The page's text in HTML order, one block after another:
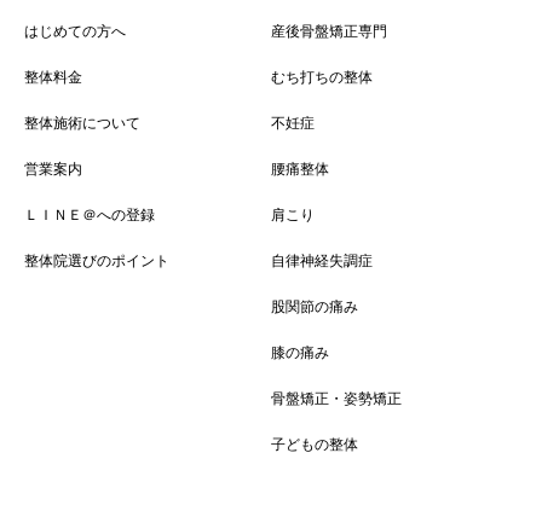
はじめての方へ
整体料金
整体施術について
営業案内
ＬＩＮＥ＠への登録
整体院選びのポイント
産後骨盤矯正専門
むち打ちの整体
不妊症
腰痛整体
肩こり
自律神経失調症
股関節の痛み
膝の痛み
骨盤矯正・姿勢矯正
子どもの整体